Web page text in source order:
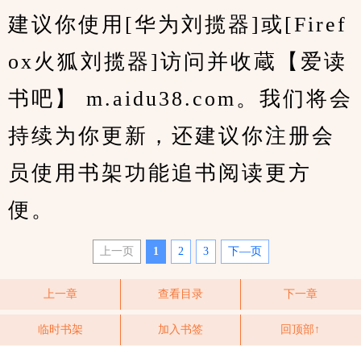
建议你使用[华为刘揽器]或[Firef
ox火狐刘揽器]访问并收蔵【爱读
书吧】 m.aidu38.com。我们将会
持续为你更新，还建议你注册会
员使用书架功能追书阅读更方
便。
上一页 1 2 3 下—页
上一章 查看目录 下一章
临时书架 加入书签 回顶部↑